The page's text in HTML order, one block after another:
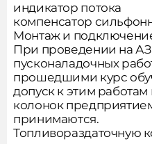
индикатор потока
компенсатор
Монтаж и
При проведении на
пусконаладочных
прошедшими курс
допуск к этим
колонок
принимаются.
Топливораздаточную
Отправляя форму, вы
персональных данных в
обработки персональных
Сообщить о
Отправляя форму, вы
персональных данных в
Отправляя форму, вы
персональных данных в
обработки персональных